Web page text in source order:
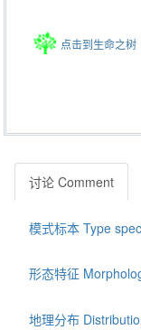
点击到生命之树
讨论 Comment
模式标本 Type
形态特征
地理分布